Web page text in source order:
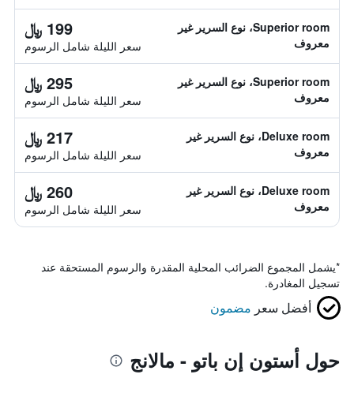
Superior room، نوع السرير غير
معروف
199 ﷼
سعر الليلة شامل الرسوم
Superior room، نوع السرير غير
معروف
295 ﷼
سعر الليلة شامل الرسوم
Deluxe room، نوع السرير غير
معروف
217 ﷼
سعر الليلة شامل الرسوم
Deluxe room، نوع السرير غير
معروف
260 ﷼
سعر الليلة شامل الرسوم
*يشمل المجموع الضرائب المحلية المقدرة والرسوم المستحقة عند
تسجيل المغادرة.
أفضل سعر مضمون
حول أستون إن باتو - مالانج